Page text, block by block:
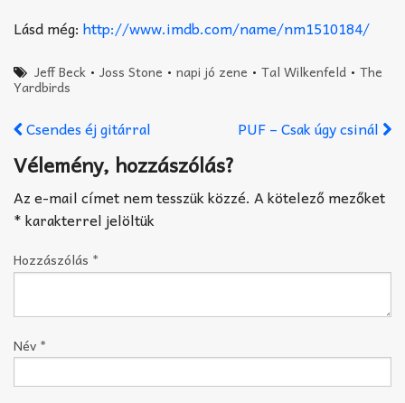
Lásd még: http://www.imdb.com/name/nm1510184/
Jeff Beck •Joss Stone •napi jó zene •Tal Wilkenfeld •The
Yardbirds
Csendes éj gitárral PUF – Csak úgy csinál
Vélemény, hozzászólás?
Az e-mail címet nem tesszük közzé. A kötelező mezőket
*karakterrel jelöltük
Hozzászólás *
Név *